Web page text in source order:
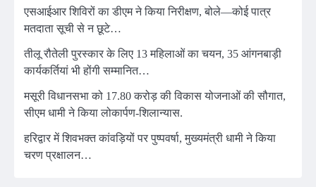
एसआईआर शिविरों का डीएम ने किया निरीक्षण, बोले—कोई पात्र
मतदाता सूची से न छूटे…
तीलू रौतेली पुरस्कार के लिए 13 महिलाओं का चयन, 35 आंगनबाड़ी
कार्यकर्तियां भी होंगी सम्मानित…
मसूरी विधानसभा को 17.80 करोड़ की विकास योजनाओं की सौगात,
सीएम धामी ने किया लोकार्पण-शिलान्यास.
हरिद्वार में शिवभक्त कांवड़ियों पर पुष्पवर्षा, मुख्यमंत्री धामी ने किया
चरण प्रक्षालन…